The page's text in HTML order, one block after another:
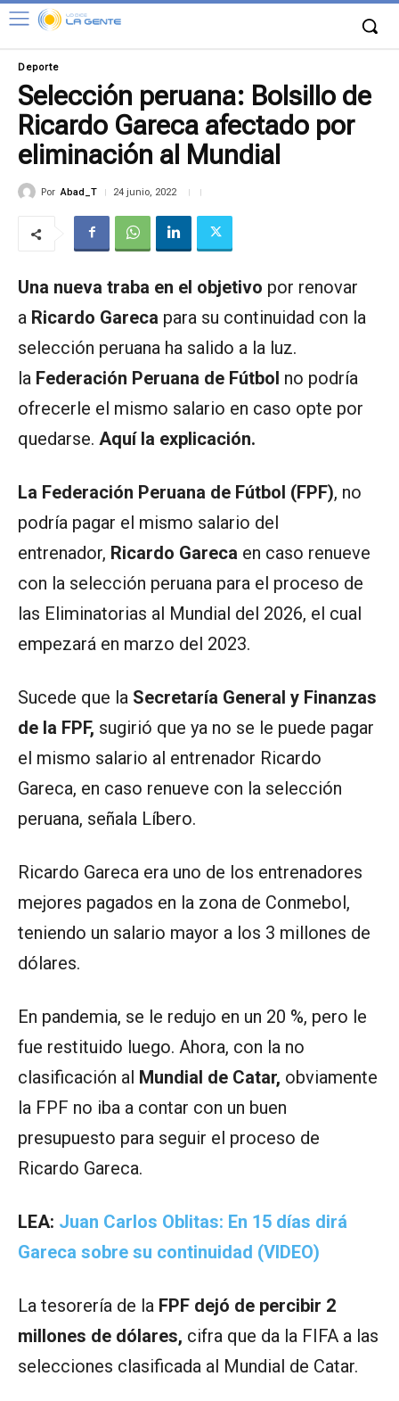
Deporte
Selección peruana: Bolsillo de
Ricardo Gareca afectado por
eliminación al Mundial
Por Abad_T 24 junio, 2022
Una nueva traba en el objetivo por renovar
a Ricardo Gareca para su continuidad con la
selección peruana ha salido a la luz.
la Federación Peruana de Fútbol no podría
ofrecerle el mismo salario en caso opte por
quedarse. Aquí la explicación.
La Federación Peruana de Fútbol (FPF), no
podría pagar el mismo salario del
entrenador, Ricardo Gareca en caso renueve
con la selección peruana para el proceso de
las Eliminatorias al Mundial del 2026, el cual
empezará en marzo del 2023.
Sucede que la Secretaría General y Finanzas
de la FPF, sugirió que ya no se le puede pagar
el mismo salario al entrenador Ricardo
Gareca, en caso renueve con la selección
peruana, señala Líbero.
Ricardo Gareca era uno de los entrenadores
mejores pagados en la zona de Conmebol,
teniendo un salario mayor a los 3 millones de
dólares.
En pandemia, se le redujo en un 20 %, pero le
fue restituido luego. Ahora, con la no
clasificación al Mundial de Catar, obviamente
la FPF no iba a contar con un buen
presupuesto para seguir el proceso de
Ricardo Gareca.
LEA: Juan Carlos Oblitas: En 15 días dirá
Gareca sobre su continuidad (VIDEO)
La tesorería de la FPF dejó de percibir 2
millones de dólares, cifra que da la FIFA a las
selecciones clasificada al Mundial de Catar.